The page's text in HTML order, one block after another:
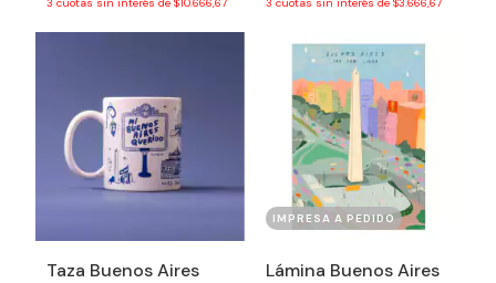
Taza Buenos Aires
IMPRESA A PEDIDO
Lámina Buenos Aires